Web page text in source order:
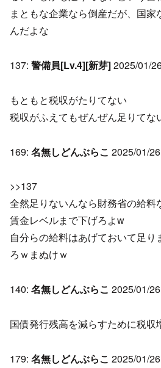
まともな企業なら倒産だが、国
んだよな
137: 警備員[Lv.4][新芽]2025/01/
もともと税収がたりてない
税収がふえてもぜんぜん足りてな
169: 名無しどんぶらこ 2025/01/
>>137
全然足りないんなら財務省の給料
賃金レベルまで下げろよw
自分らの給料はあげておいて足
ろｗまぬけｗ
140: 名無しどんぶらこ 2025/01/
国債発行残高を減らすために税収
179: 名無しどんぶらこ 2025/01/